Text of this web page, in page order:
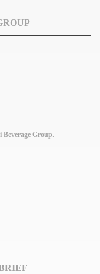
Beverage Group.